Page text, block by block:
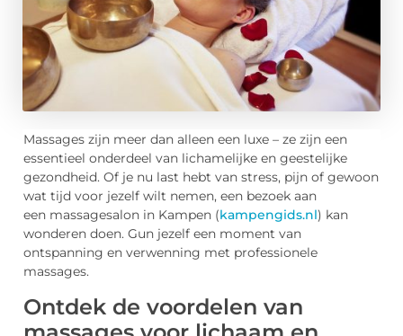
Massages zijn meer dan alleen een luxe – ze zijn een
essentieel onderdeel van lichamelijke en geestelijke
gezondheid. Of je nu last hebt van stress, pijn of gewoon
wat tijd voor jezelf wilt nemen, een bezoek aan
een massagesalon in Kampen (kampengids.nl) kan
wonderen doen. Gun jezelf een moment van
ontspanning en verwenning met professionele
massages.
Ontdek de voordelen van